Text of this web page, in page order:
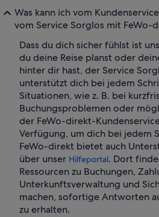
Was kann ich vom
vom Service Sorglos mit FeWo-
Dass du dich sicher fühlst ist
du deine Reise planst oder
hinter dir hast, der Service
unterstützt dich bei jedem
Situationen, wie z. B. bei
Buchungsproblemen oder
der FeWo-direkt-
Verfügung, um dich bei jedem
FeWo-direkt bietet auch
über unser Hilfeportal. Dort
Ressourcen zu Buchungen,
Unterkunftsverwaltung und
machen, sofortige Antworten
zu erhalten.